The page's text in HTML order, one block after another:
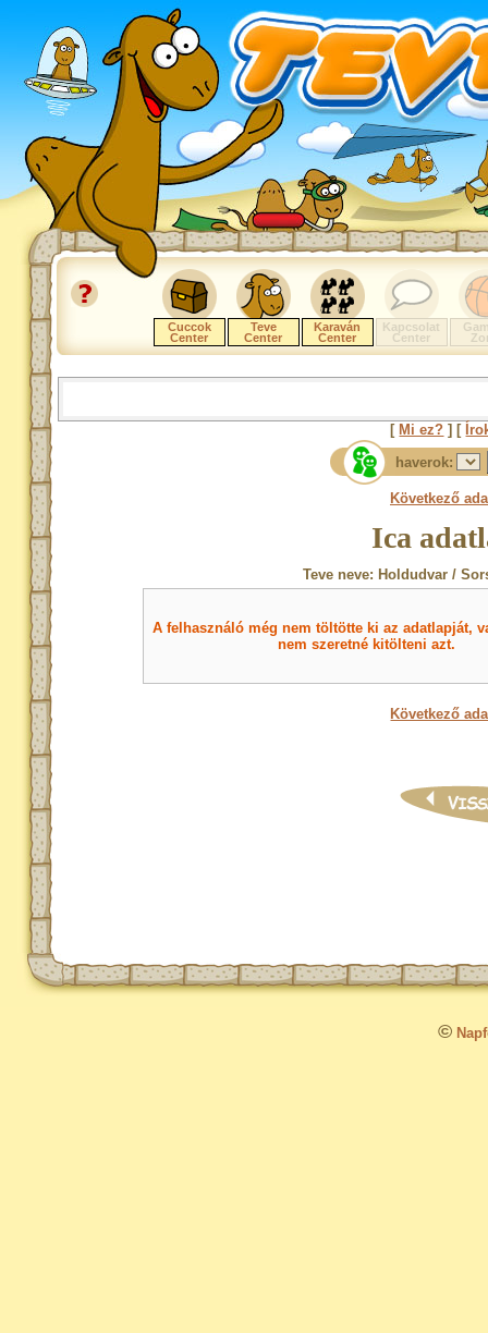
Cuccok
Center
Teve
Center
Karaván
Center
Kapcsolat
Center
[ Mi ez? ] [
haverok:
Következő
Ica
Teve neve: Holdudvar /
A felhasználó még nem töltötte ki az adatlapját,
nem szeretné kitölteni azt.
Következő
©